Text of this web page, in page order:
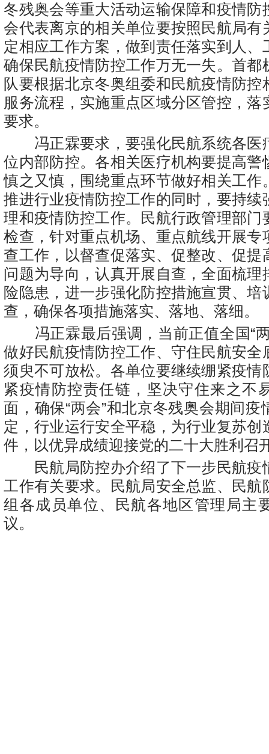
冬残奥会等重大活动运输保障和疫情防
会代表离京的相关单位要按照民航局有
定相应工作方案，做到责任落实到人、
确保民航疫情防控工作万无一失。首都
队要根据北京冬奥组委和民航疫情防控
服务流程，实施重点区域分区管控，落
要求。
冯正霖要求，要强化民航系统各医
位内部防控。各相关医疗机构要提高警
慎之又慎，围绕重点环节做好相关工作
推进行业疫情防控工作的同时，要持续
理和疫情防控工作。民航行政管理部门
检查，针对重点机场、重点航线开展专
查工作，以督查促落实、促整改、促提
问题为导向，认真开展自查，全面梳理
险隐患，进一步强化防控措施宣贯、培
查，确保各项措施落实、落地、落细。
冯正霖最后强调，当前正值全国“两
做好民航疫情防控工作、守住民航安全
须臾不可放松。各单位要继续绷紧疫情
紧疫情防控责任链，坚决守住来之不
面，确保“两会”和北京冬残奥会期间疫
定，行业运行安全平稳，为行业复苏创
件，以优异成绩迎接党的二十大胜利召
民航局防控办介绍了下一步民航疫
工作有关要求。民航局安全总监、民航
组各成员单位、民航各地区管理局主
议。